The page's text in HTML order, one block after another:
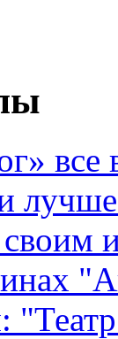
все